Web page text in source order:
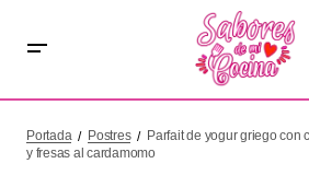
fresas al cardamomo
Portada Postres
Parfait de yogur griego con
y fresas al cardamomo